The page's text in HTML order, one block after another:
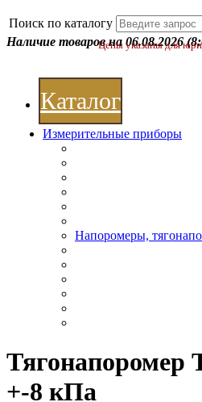
Поиск по каталогу
Наличие товаров на 06.08.2026
Цены указаны для
Каталог
Измерительные приборы
Напоромеры,
+-8 кПа